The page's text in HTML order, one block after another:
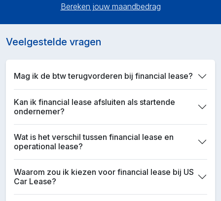
Bereken jouw maandbedrag
Veelgestelde vragen
Mag ik de btw terugvorderen bij financial lease?
Kan ik financial lease afsluiten als startende
ondernemer?
Wat is het verschil tussen financial lease en
operational lease?
Waarom zou ik kiezen voor financial lease bij US
Car Lease?